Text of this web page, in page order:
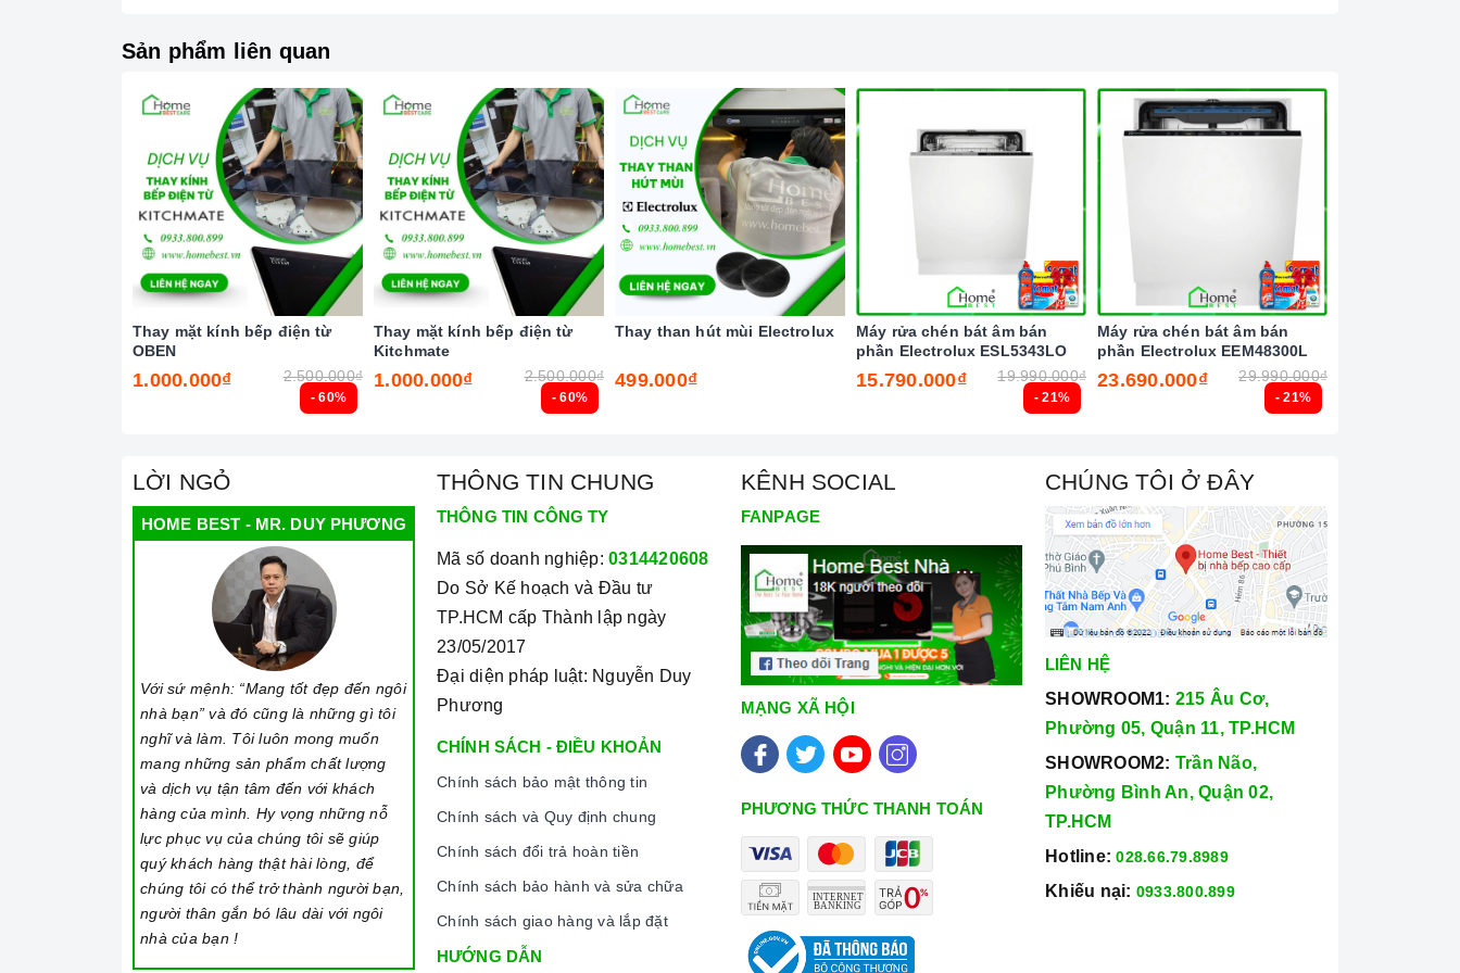
Bo viền mặt kính Ceramic
Kính Ceramic bao gồm nhiều lớp kính được xếp chồng lên nhau.
Các lớp kính được liên kết với nhau bởi những lớp keo đặc biệt để tạo nên một mặt kính thống nhất và cứng
Độ dày củakính Ceramicthường đạt từ 4-6 mm.
Đặc tính:
Chịu được nhiệt độ cao lên đến 800 độ C mà không gây ra bất kỳ hư hỏng, nứt vỡ, hay biến dạng trong quá
trình sử dụng.
Độ cứng cao và lớn hơn so với các loại kính khác, giúp tăng khả năng chịu lực và chống va đập khi sử
dụng.
Linh hoạt trong thiết kế: Khả năng tạo màu sắc khác nhau trênkính ceramic
giúp cho các nhà thiết kế có
thể sáng tạo và tùy chỉnh theo phong cách nội thất của nhà hàng, khách sạn hoặc ngôi nhà.
Sản phẩm liên quan
- 60%
Thay mặt kính bếp điện từ
OBEN
1.000.000₫ 2.500.000₫
- 60%
Thay mặt kính bếp điện từ
Kitchmate
1.000.000₫ 2.500.000₫
Thay than hút mùi Electrolux
499.000₫
- 21%
Máy rửa chén bát âm bán
phần Electrolux ESL5343LO
15.790.000₫ 19.990.000₫
- 21%
Máy rửa chén bát âm bán
phần Electrolux EEM48300L
23.690.000₫ 29.990.000₫
LỜI NGỎ
HOME BEST - MR. DUY PHƯƠNG
Với sứ mệnh: “Mang tốt đẹp đến ngôi
nhà bạn” và đó cũng là những gì tôi
nghĩ và làm. Tôi luôn mong muốn
mang những sản phẩm chất lượng
và dịch vụ tận tâm đến với khách
hàng của mình. Hy vọng những nỗ
lực phục vụ của chúng tôi sẽ giúp
quý khách hàng thật hài lòng, để
chúng tôi có thể trở thành người bạn,
người thân gắn bó lâu dài với ngôi
nhà của bạn !
THÔNG TIN CHUNG
THÔNG TIN CÔNG TY
Mã số doanh nghiệp: 0314420608
Do Sở Kế hoạch và Đầu tư
TP.HCM cấp Thành lập ngày
23/05/2017
Đại diện pháp luật: Nguyễn Duy
Phương
CHÍNH SÁCH - ĐIỀU KHOẢN
Chính sách bảo mật thông tin
Chính sách và Quy định chung
Chính sách đổi trả hoàn tiền
Chính sách bảo hành và sửa chữa
Chính sách giao hàng và lắp đặt
HƯỚNG DẪN
KÊNH SOCIAL
FANPAGE
MẠNG XÃ HỘI
PHƯƠNG THỨC THANH TOÁN
CHÚNG TÔI Ở ĐÂY
LIÊN HỆ
SHOWROOM1: 215 Âu Cơ,
Phường 05, Quận 11, TP.HCM
SHOWROOM2: Trần Não,
Phường Bình An, Quận 02,
TP.HCM
Hotline: 028.66.79.8989
Khiếu nại: 0933.800.899